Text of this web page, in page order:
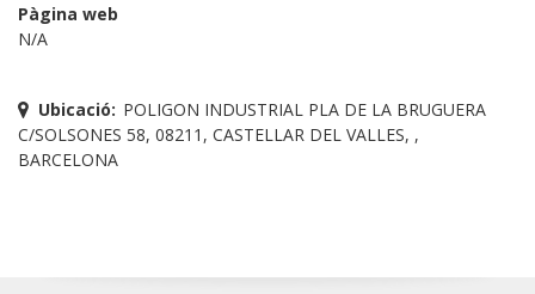
Pàgina web
N/A
Ubicació: POLIGON INDUSTRIAL PLA DE LA BRUGUERA
C/SOLSONES 58, 08211, CASTELLAR DEL VALLES, ,
BARCELONA